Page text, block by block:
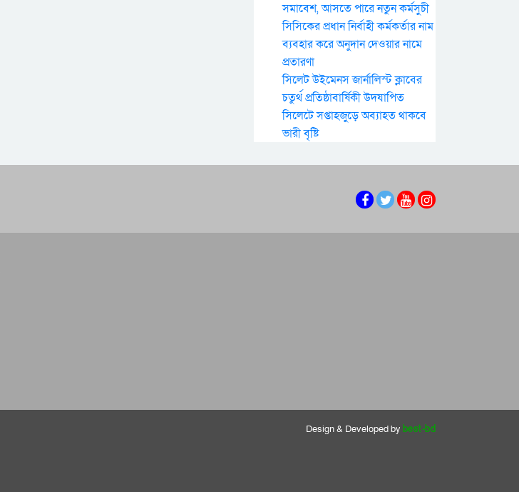
সমাবেশ, আসতে পারে নতুন কর্মসুচী
সিসিকের প্রধান নির্বাহী কর্মকর্তার নাম
ব্যবহার করে অনুদান দেওয়ার নামে
প্রতারণা
সিলেট উইমেনস জার্নালিস্ট ক্লাবের
চতুর্থ প্রতিষ্ঠাবার্ষিকী উদযাপিত
সিলেটে সপ্তাহজুড়ে অব্যাহত থাকবে
ভারী বৃষ্টি
Design & Developed by best-bd